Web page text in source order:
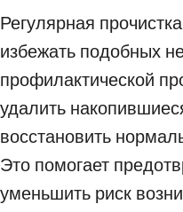
Регулярная
избежать подобных
профилактической
удалить
восстановить
Это помогает
уменьшить риск